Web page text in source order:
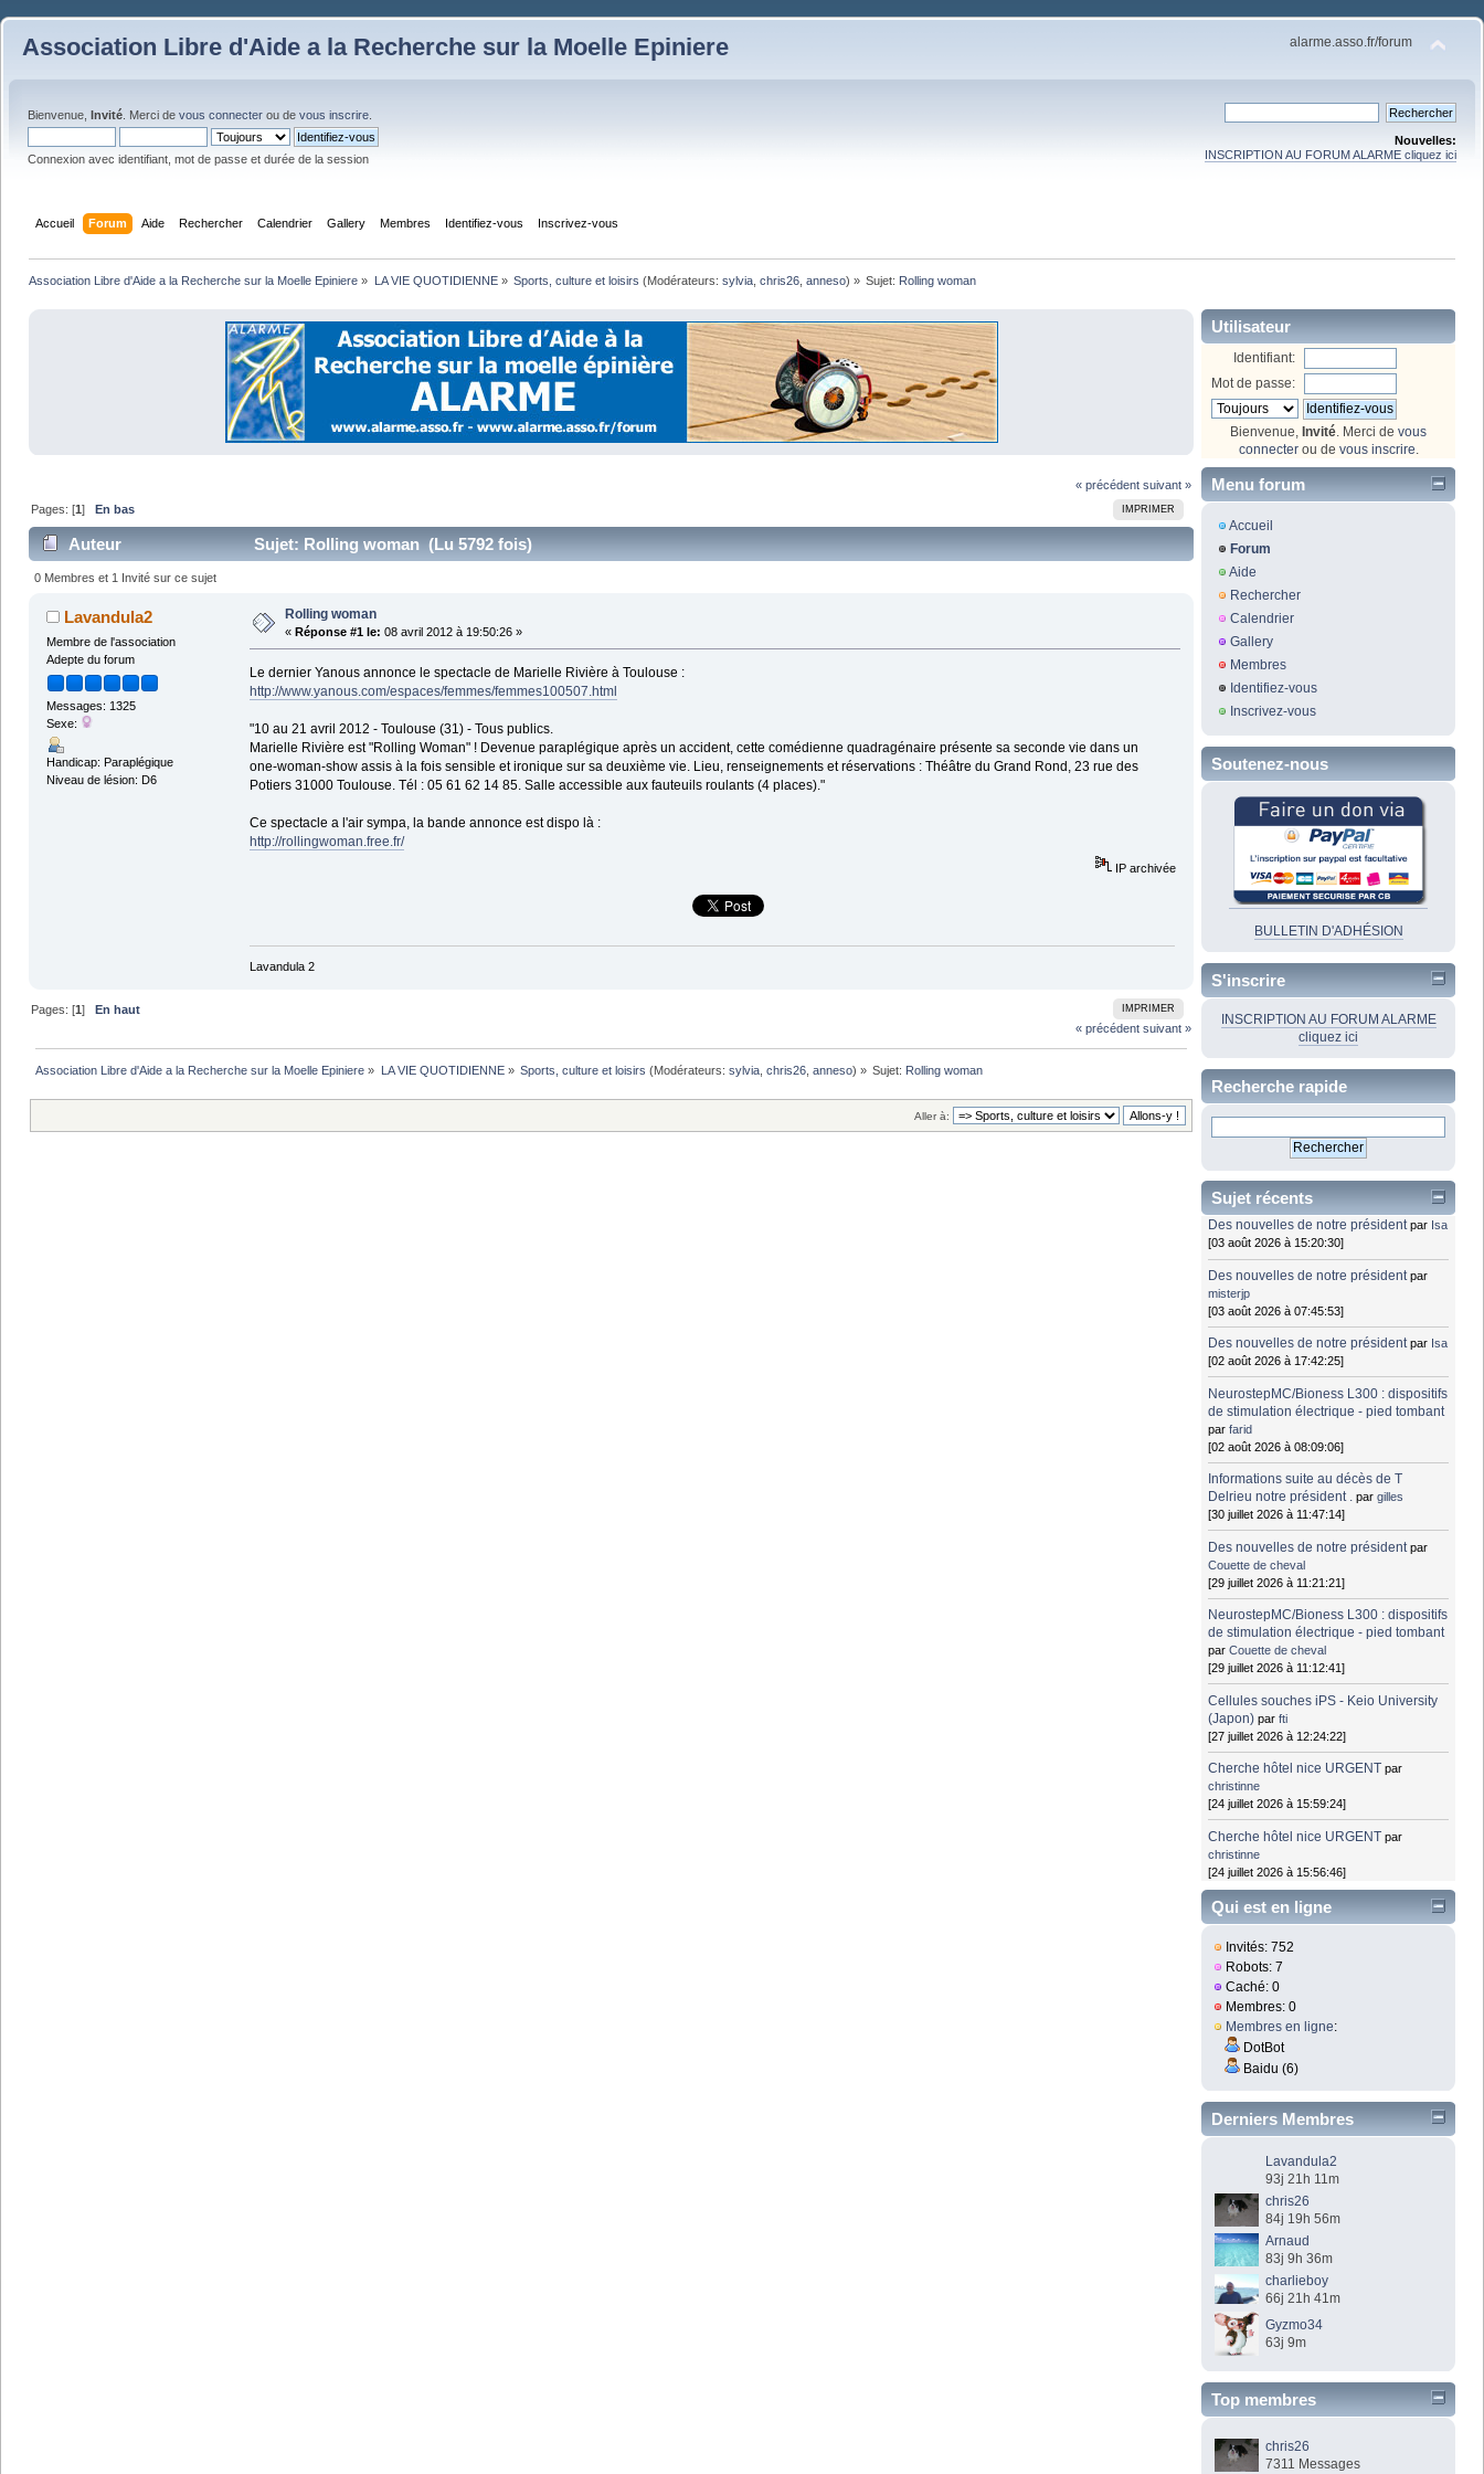
Association Libre d'Aide a la Recherche sur la Moelle Epiniere alarme.asso.fr/forum
Bienvenue, Invité . Merci de vous connecter ou de vous inscrire
Connexion avec identifiant, mot de passe et durée de la session
Nouvelles:
INSCRIPTION AU FORUM ALARME cliquez ici
Accueil Forum Aide Rechercher Calendrier Gallery Membres Identifiez-vous Inscrivez-vous
Association Libre d'Aide a la Recherche sur la Moelle Epiniere » LA VIE QUOTIDIENNE» Sports, culture et loisirs (Modérateurs: sylvia, chris26, anneso) » Sujet: Rolling woman
« précédent suivant »
IMPRIMER
Pages: [1] En bas
Auteur Sujet: Rolling woman (Lu 5792 fois)
0 Membres et 1 Invité sur ce sujet
Lavandula2
Membre de l'association
Adepte du forum
Messages: 1325
Sexe:
Handicap: Paraplégique
Niveau de lésion: D6
Rolling woman
« Réponse #1 le: 08 avril 2012 à 19:50:26 »
Le dernier Yanous annonce le spectacle de Marielle Rivière à Toulouse :
http://www.yanous.com/espaces/femmes/femmes100507.html
"10 au 21 avril 2012 - Toulouse (31) - Tous publics.
Marielle Rivière est "Rolling Woman" ! Devenue paraplégique après un accident, cette comédienne quadragénaire présente sa seconde vie dans un
one-woman-show assis à la fois sensible et ironique sur sa deuxième vie. Lieu, renseignements et réservations : Théâtre du Grand Rond, 23 rue des
Potiers 31000 Toulouse. Tél : 05 61 62 14 85. Salle accessible aux fauteuils roulants (4 places)."
Ce spectacle a l'air sympa, la bande annonce est dispo là :
http://rollingwoman.free.fr/
IP archivée
Lavandula 2
IMPRIMER
Pages: [1]En haut
« précédent suivant »
Association Libre d'Aide a la Recherche sur la Moelle Epiniere » LA VIE QUOTIDIENNE» Sports, culture et loisirs (Modérateurs: sylvia, chris26, anneso) » Sujet: Rolling woman
Aller à:
Utilisateur
Identifiant:
Mot de passe:
Bienvenue, Invité . Merci de vous
connecterou de vous inscrire
Menu forum
Accueil
Forum
Aide
Rechercher
Calendrier
Gallery
Membres
Identifiez-vous
Inscrivez-vous
Soutenez-nous
BULLETIN D'ADHÉSION
S'inscrire
INSCRIPTION AU FORUM ALARME
cliquez ici
Recherche rapide
Sujet récents
Des nouvelles de notre président par Isa
[03 août 2026 à 15:20:30]
Des nouvelles de notre président par
misterjp
[03 août 2026 à 07:45:53]
Des nouvelles de notre président par Isa
[02 août 2026 à 17:42:25]
NeurostepMC/Bioness L300 : dispositifs
de stimulation électrique - pied tombant
parfarid
[02 août 2026 à 08:09:06]
Informations suite au décès de T
Delrieu notre président . pargilles
[30 juillet 2026 à 11:47:14]
Des nouvelles de notre président par
Couette de cheval
[29 juillet 2026 à 11:21:21]
NeurostepMC/Bioness L300 : dispositifs
de stimulation électrique - pied tombant
parCouette de cheval
[29 juillet 2026 à 11:12:41]
Cellules souches iPS - Keio University
(Japon) parfti
[27 juillet 2026 à 12:24:22]
Cherche hôtel nice URGENT par
christinne
[24 juillet 2026 à 15:59:24]
Cherche hôtel nice URGENT par
christinne
[24 juillet 2026 à 15:56:46]
Qui est en ligne
Invités: 752
Robots: 7
Caché: 0
Membres: 0
Membres en ligne:
DotBot
Baidu (6)
Derniers Membres
Lavandula2
93j 21h 11m
chris26
84j 19h 56m
Arnaud
83j 9h 36m
charlieboy
66j 21h 41m
Gyzmo34
63j 9m
Top membres
chris26
7311 Messages